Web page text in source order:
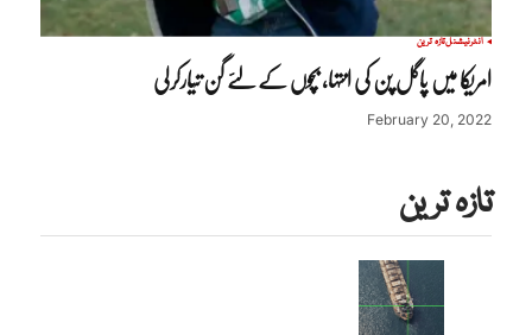
انٹرنیشنلتازہ ترین
امریکا میں پاگل پن کی انتہا، بچوں کے لئے گن تیارکرلی
February 20, 2022
تازہ ترین